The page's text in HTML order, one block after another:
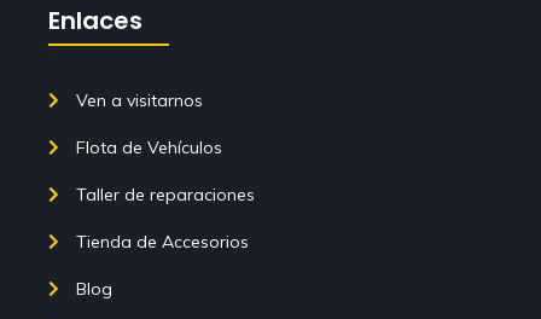
Enlaces
Ven a visitarnos
Flota de Vehículos
Taller de reparaciones
Tienda de Accesorios
Blog